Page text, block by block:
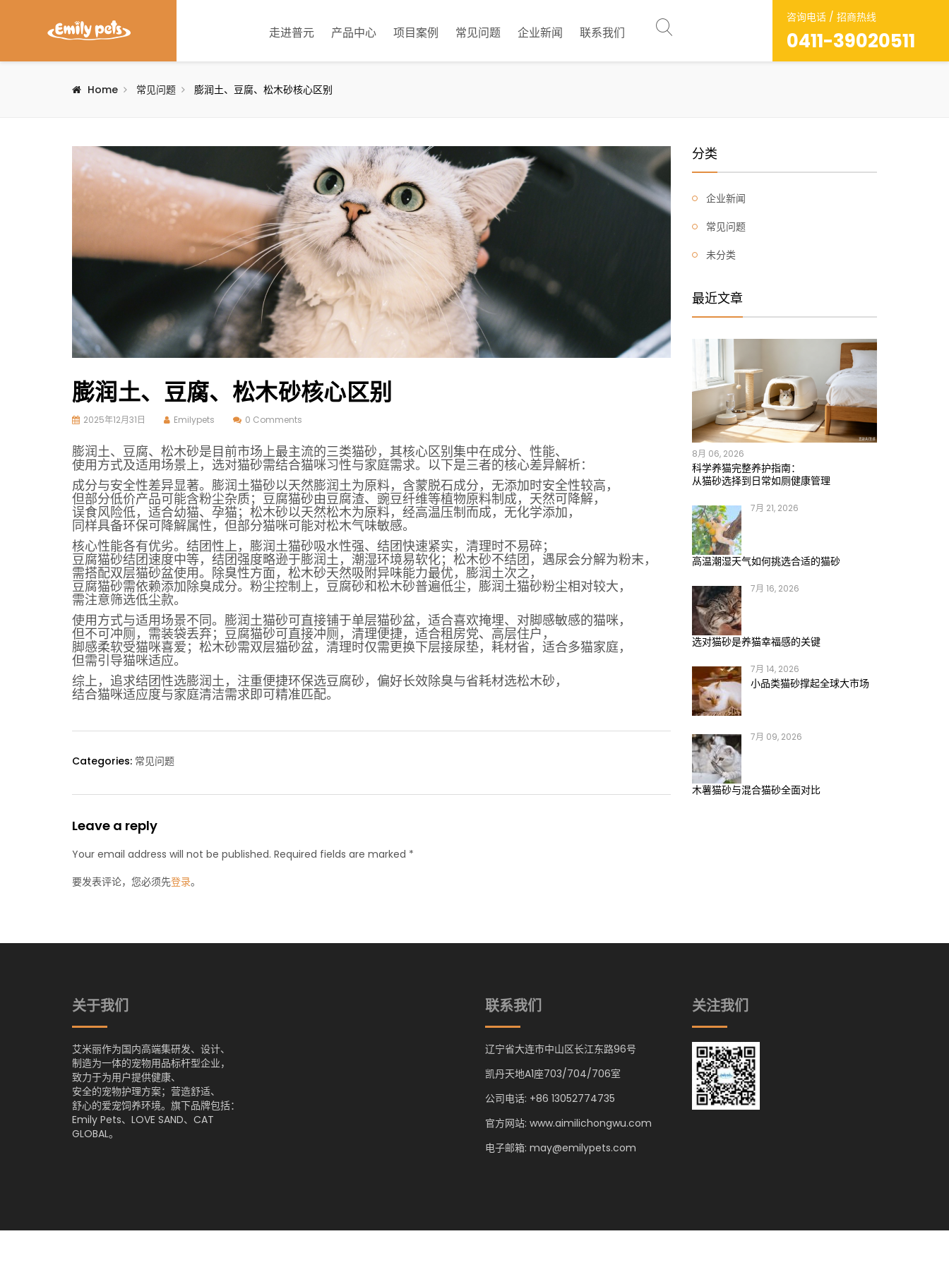
走进普元 产品中心 项目案例 常见问题 企业新闻 联系我们
咨询电话 / 招商热线
0411-39020511
Home 常见问题 膨润土、豆腐、松木砂核心区别
膨润土、豆腐、松木砂核心区别
2025年12月31日 Emilypets 0 Comments
膨润土、豆腐、松木砂是目前市场上最主流的三类猫砂，其核心区别集中在成分、性能、
使用方式及适用场景上，选对猫砂需结合猫咪习性与家庭需求。以下是三者的核心差异解析：
成分与安全性差异显著。膨润土猫砂以天然膨润土为原料，含蒙脱石成分，无添加时安全性较高，
但部分低价产品可能含粉尘杂质；豆腐猫砂由豆腐渣、豌豆纤维等植物原料制成，天然可降解，
误食风险低，适合幼猫、孕猫；松木砂以天然松木为原料，经高温压制而成，无化学添加，
同样具备环保可降解属性，但部分猫咪可能对松木气味敏感。
核心性能各有优劣。结团性上，膨润土猫砂吸水性强、结团快速紧实，清理时不易碎；
豆腐猫砂结团速度中等，结团强度略逊于膨润土，潮湿环境易软化；松木砂不结团，遇尿会分解为粉末，
需搭配双层猫砂盆使用。除臭性方面，松木砂天然吸附异味能力最优，膨润土次之，
豆腐猫砂需依赖添加除臭成分。粉尘控制上，豆腐砂和松木砂普遍低尘，膨润土猫砂粉尘相对较大，
需注意筛选低尘款。
使用方式与适用场景不同。膨润土猫砂可直接铺于单层猫砂盆，适合喜欢掩埋、对脚感敏感的猫咪，
但不可冲厕，需装袋丢弃；豆腐猫砂可直接冲厕，清理便捷，适合租房党、高层住户，
脚感柔软受猫咪喜爱；松木砂需双层猫砂盆，清理时仅需更换下层接尿垫，耗材省，适合多猫家庭，
但需引导猫咪适应。
综上，追求结团性选膨润土，注重便捷环保选豆腐砂，偏好长效除臭与省耗材选松木砂，
结合猫咪适应度与家庭清洁需求即可精准匹配。
Categories: 常见问题
Leave a reply
Your email address will not be published. Required fields are marked *
要发表评论，您必须先登录。
分类
企业新闻
常见问题
未分类
最近文章
8月 06, 2026
科学养猫完整养护指南：
从猫砂选择到日常如厕健康管理
7月 21, 2026
高温潮湿天气如何挑选合适的猫砂
7月 16, 2026
选对猫砂是养猫幸福感的关键
7月 14, 2026
小品类猫砂撑起全球大市场
7月 09, 2026
木薯猫砂与混合猫砂全面对比
关于我们
艾米丽作为国内高端集研发、设计、
制造为一体的宠物用品标杆型企业，
致力于为用户提供健康、
安全的宠物护理方案；营造舒适、
舒心的爱宠饲养环境。旗下品牌包括：
Emily Pets、LOVE SAND、CAT
GLOBAL。
联系我们
辽宁省大连市中山区长江东路96号
凯丹天地A1座703/704/706室
公司电话: +86 13052774735
官方网站: www.aimilichongwu.com
电子邮箱: may@emilypets.com
关注我们